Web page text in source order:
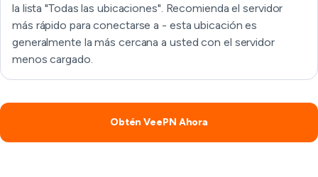
la lista "Todas las ubicaciones". Recomienda el servidor
más rápido para conectarse a - esta ubicación es
generalmente la más cercana a usted con el servidor
menos cargado.
Obtén VeePN Ahora